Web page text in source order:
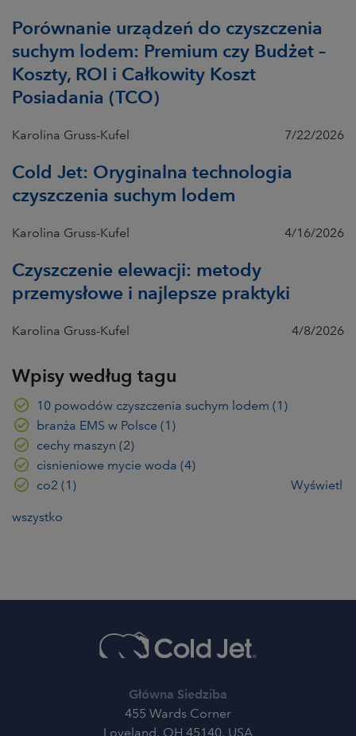
Porównanie urządzeń do czyszczenia
suchym lodem: Premium czy Budżet –
Koszty, ROI i Całkowity Koszt
Posiadania (TCO)
Karolina Gruss-Kufel 7/22/2026
Cold Jet: Oryginalna technologia
czyszczenia suchym lodem
Karolina Gruss-Kufel 4/16/2026
Czyszczenie elewacji: metody
przemysłowe i najlepsze praktyki
Karolina Gruss-Kufel 4/8/2026
Wpisy według tagu
10 powodów czyszczenia suchym lodem (1)
branża EMS w Polsce (1)
cechy maszyn (2)
cisnieniowe mycie woda (4)
co2 (1) Wyświetl
wszystko
Główna Siedziba
455 Wards Corner
Loveland, OH 45140, USA